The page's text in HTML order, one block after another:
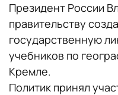
Президент России
правительству
государственную
учебников по
Кремле.
Политик принял